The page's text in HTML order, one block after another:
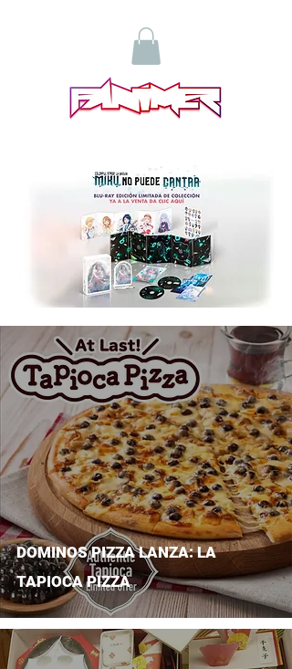
DOMINOS PIZZA LANZA: LA
TAPIOCA PIZZA